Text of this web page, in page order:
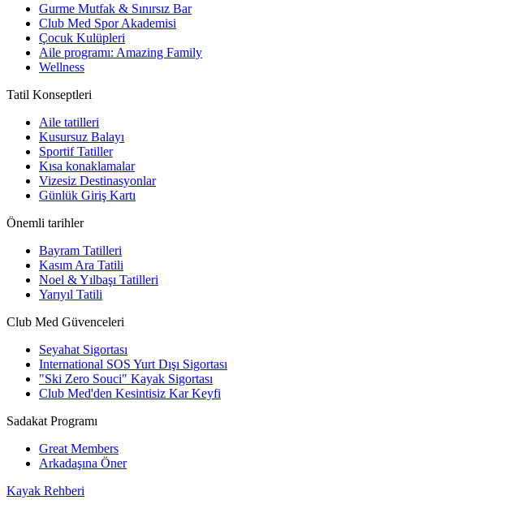
Gurme Mutfak & Sınırsız Bar
Club Med Spor Akademisi
Çocuk Kulüpleri
Aile programı: Amazing Family
Wellness
Tatil Konseptleri
Aile tatilleri
Kusursuz Balayı
Sportif Tatiller
Kısa konaklamalar
Vizesiz Destinasyonlar
Günlük Giriş Kartı
Önemli tarihler
Bayram Tatilleri
Kasım Ara Tatili
Noel & Yılbaşı Tatilleri
Yarıyıl Tatili
Club Med Güvenceleri
Seyahat Sigortası
International SOS Yurt Dışı Sigortası
"Ski Zero Souci" Kayak Sigortası
Club Med'den Kesintisiz Kar Keyfi
Sadakat Programı
Great Members
Arkadaşına Öner
Kayak Rehberi